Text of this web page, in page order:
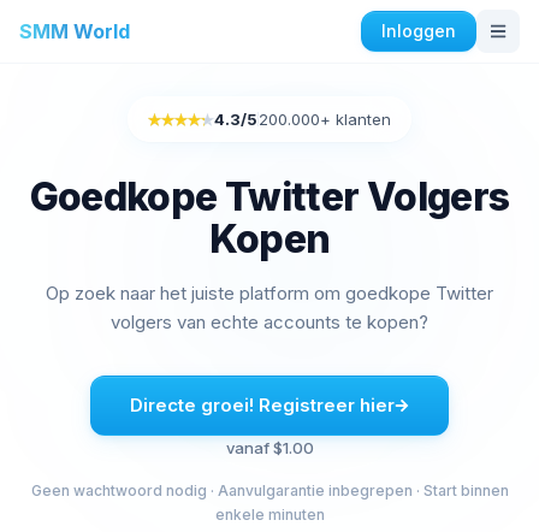
SMM World Inloggen
Kopen Instagram Auto houdt
Instagram volgers kopen
Instagram-kijkers kopen
Instagram live beelden kopen
Facebook Diensten
Facebook-vriendenverzoeken kopen
Rated 4.3 out of 5
4.3/5200.000+ klanten
Goedkope Twitter Volgers
Kopen
Op zoek naar het juiste platform om goedkope Twitter
volgers van echte accounts te kopen?
Directe groei! Registreer hier
vanaf $1.00
Geen wachtwoord nodig · Aanvulgarantie inbegrepen · Start binnen
enkele minuten